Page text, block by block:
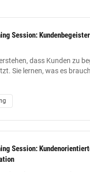
Session:
dass Kunden zu
Sie lernen, was es
Session: